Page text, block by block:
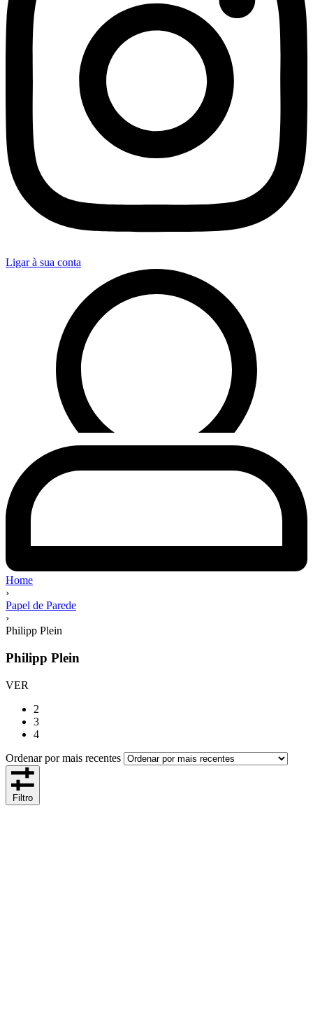
Ligar à sua conta
Home
›
Papel de Parede
›
Philipp Plein
Philipp Plein
VER
2
3
4
Ordenar por mais recentes
Filtro